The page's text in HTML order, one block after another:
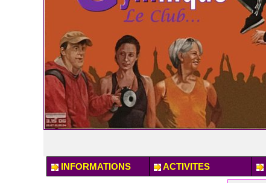
INFORMATIONS ACTIVITES